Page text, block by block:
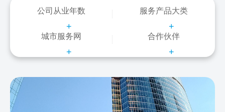
公司从业年数
+
服务产品大类
+
城市服务网
+
合作伙伴
+